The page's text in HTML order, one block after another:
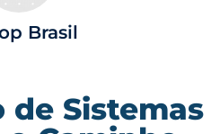
Brasil
de Sistemas